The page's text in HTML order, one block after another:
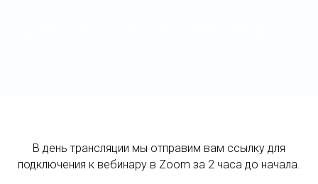
В день трансляции мы отправим вам ссылку для
подключения к вебинару в Zoom за 2 часа до начала.